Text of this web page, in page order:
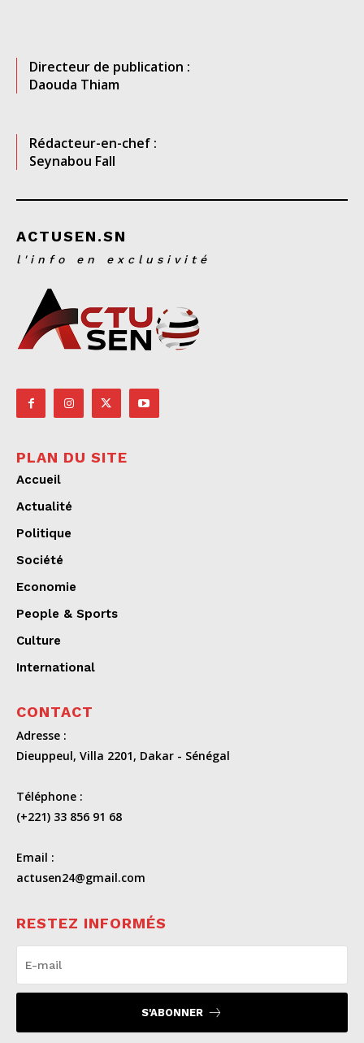
Directeur de publication :
Daouda Thiam
Rédacteur-en-chef :
Seynabou Fall
ACTUSEN.SN
l'info en exclusivité
PLAN DU SITE
Accueil
Actualité
Politique
Société
Economie
People & Sports
Culture
International
CONTACT
Adresse :
Dieuppeul, Villa 2201, Dakar - Sénégal
Téléphone :
(+221) 33 856 91 68
Email :
actusen24@gmail.com
RESTEZ INFORMÉS
S'ABONNER